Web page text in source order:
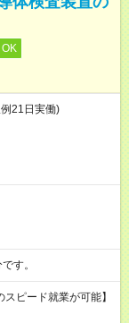
21日実働)
です。
ピード就業が可能】